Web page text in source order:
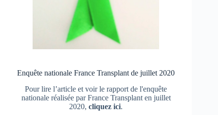
Enquête nationale France Transplant de juillet 2020
Pour lire l’article et voir le rapport de l'enquête
nationale réalisée par France Transplant en juillet
2020,cliquez ici.